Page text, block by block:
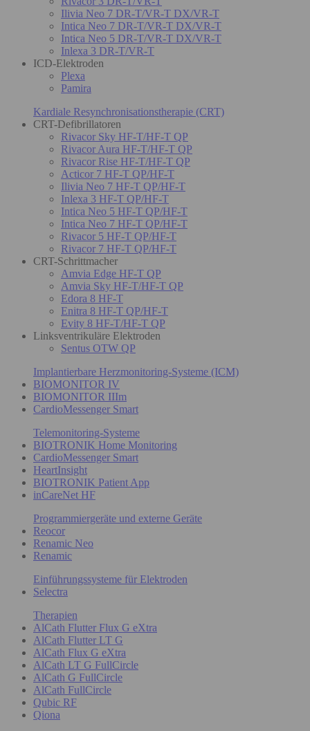
Ilivia Neo 7 DR-T/VR-T DX/VR-T
Intica Neo 7 DR-T/VR-T DX/VR-T
Intica Neo 5 DR-T/VR-T DX/VR-T
Inlexa 3 DR-T/VR-T
ICD-Elektroden
Plexa
Pamira
Kardiale Resynchronisationstherapie (CRT)
CRT-Defibrillatoren
Rivacor Sky HF-T/HF-T QP
Rivacor Aura HF-T/HF-T QP
Rivacor Rise HF-T/HF-T QP
Acticor 7 HF-T QP/HF-T
Ilivia Neo 7 HF-T QP/HF-T
Inlexa 3 HF-T QP/HF-T
Intica Neo 5 HF-T QP/HF-T
Intica Neo 7 HF-T QP/HF-T
Rivacor 5 HF-T QP/HF-T
Rivacor 7 HF-T QP/HF-T
CRT-Schrittmacher
Amvia Edge HF-T QP
Amvia Sky HF-T/HF-T QP
Edora 8 HF-T
Enitra 8 HF-T QP/HF-T
Evity 8 HF-T/HF-T QP
Linksventrikuläre Elektroden
Sentus OTW QP
Implantierbare Herzmonitoring-Systeme (ICM)
BIOMONITOR IV
BIOMONITOR IIIm
CardioMessenger Smart
Telemonitoring-Systeme
BIOTRONIK Home Monitoring
CardioMessenger Smart
HeartInsight
BIOTRONIK Patient App
inCareNet HF
Programmiergeräte und externe Geräte
Reocor
Renamic Neo
Renamic
Einführungssysteme für Elektroden
Selectra
Therapien
AlCath Flutter Flux G eXtra
AlCath Flutter LT G
AlCath Flux G eXtra
AlCath LT G FullCircle
AlCath G FullCircle
AlCath FullCircle
Qubic RF
Qiona